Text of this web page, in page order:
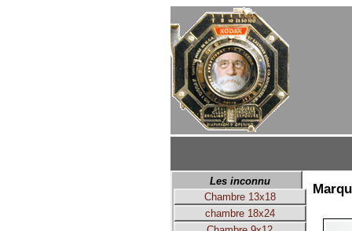
Les inconnu
Chambre 13x18
chambre 18x24